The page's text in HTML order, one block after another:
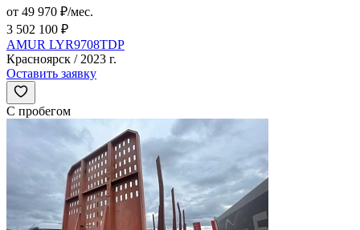
от 49 970 ₽/мес.
3 502 100 ₽
AMUR LYR9708TDP
Красноярск / 2023 г.
Оставить заявку
С пробегом